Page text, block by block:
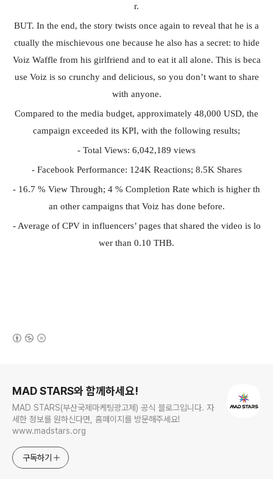
r.
BUT. In the end, the story twists once again to reveal that he is a
ctually the mischievous one because he also has a secret: to hide
Voiz Waffle from his girlfriend and to eat it all alone. This is beca
use Voiz is so crunchy and delicious, so you don’t want to share
with anyone.
Compared to the media budget, approximately 48,000 USD, the
campaign exceeded its KPI, with the following results;
- Total Views: 6,042,189 views
- Facebook Performance: 124K Reactions; 8.5K Shares
- 16.7 % View Through; 4 % Completion Rate which is higher th
an other campaigns that Voiz has done before.
- Average of CPV in influencers’ pages that shared the video is lo
wer than 0.10 THB.
MAD STARS와 함께하세요!
MAD STARS(부산국제마케팅광고제) 공식 블로그입니다. 자
세한 정보를 원하신다면, 홈페이지를 방문해주세요!
www.madstars.org
구독하기